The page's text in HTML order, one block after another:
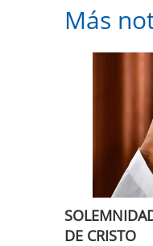
Más
DE CRISTO